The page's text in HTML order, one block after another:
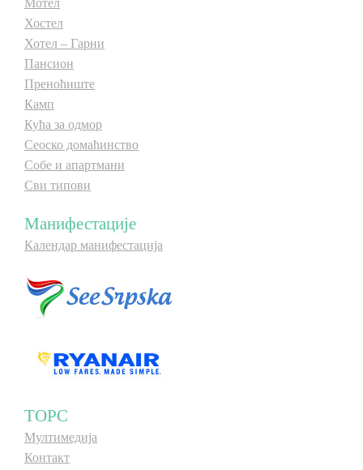
Мотел
Хостел
Хотел – Гарни
Пансион
Преноћиште
Камп
Кућа за одмор
Сеоско домаћинство
Собе и апартмани
Сви типови
Манифестације
Календар манифестација
ТОРС
Мултимедија
Контакт